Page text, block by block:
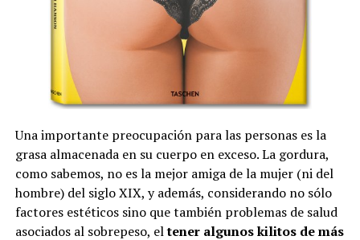
Una importante preocupación para las personas es la
grasa almacenada en su cuerpo en exceso. La gordura,
como sabemos, no es la mejor amiga de la mujer (ni del
hombre) del siglo XIX, y además, considerando no sólo
factores estéticos sino que también problemas de salud
asociados al sobrepeso, eltener algunos kilitos de más